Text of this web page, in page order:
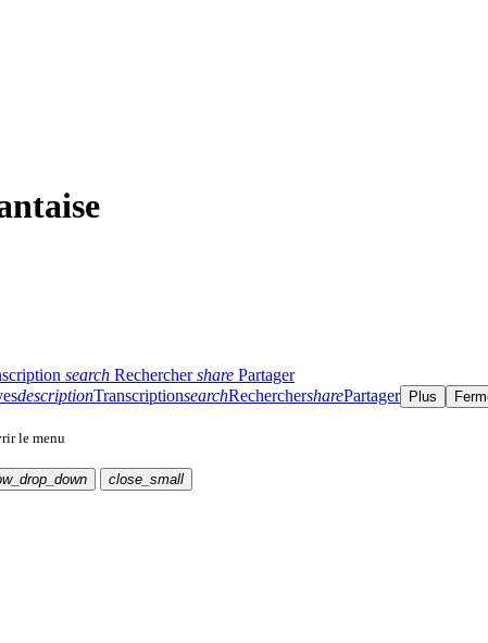
search Rechercher share Partager
descriptionTranscriptionsearchRecherchersharePartager Plus
le menu
close_small